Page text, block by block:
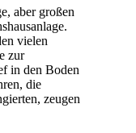
aber großen
vielen
zur
in den Boden
die
zeugen